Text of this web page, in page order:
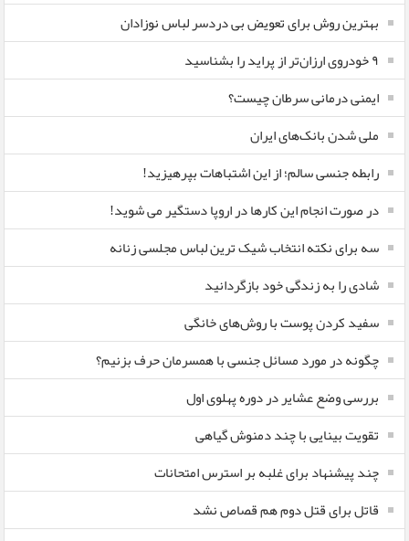
بهترین روش برای تعویض بی دردسر لباس نوزادان
٩ خودروی ارزان‌تر از پراید را بشناسید
ایمنی درمانی سرطان چیست؟
ملی شدن بانک‌های ایران
رابطه جنسی سالم؛ از این اشتباهات بپرهیزید!
در صورت انجام این کارها در اروپا دستگیر می شوید!
سه برای نکته انتخاب شیک ترین لباس مجلسی زنانه
شادی را به زندگی خود بازگردانید
سفید کردن پوست با روش‌های خانگی
چگونه در مورد مسائل جنسی با همسرمان حرف بزنیم؟
بررسی وضع عشایر در دوره پهلوی اول
تقویت بینایی با چند دمنوش گیاهی
چند پیشنهاد برای غلبه بر استرس امتحانات
قاتل برای قتل دوم هم قصاص نشد